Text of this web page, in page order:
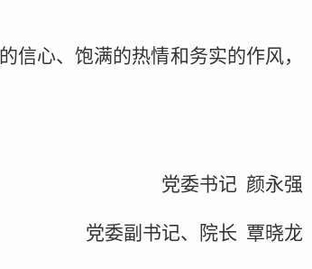
信心、饱满的热情和务实的作风，
党委书记 颜永强
党委副书记、院长 覃晓龙